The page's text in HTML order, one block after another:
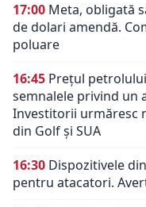
17:00 Meta, obligată
de dolari amendă.
poluare
16:45 Prețul
semnalele privind un
Investitorii urmăresc
din Golf și SUA
16:30 Dispozitivele
pentru atacatori.